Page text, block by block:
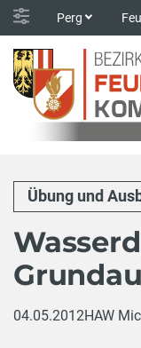
Perg
Übung und
04.05.2012HAW